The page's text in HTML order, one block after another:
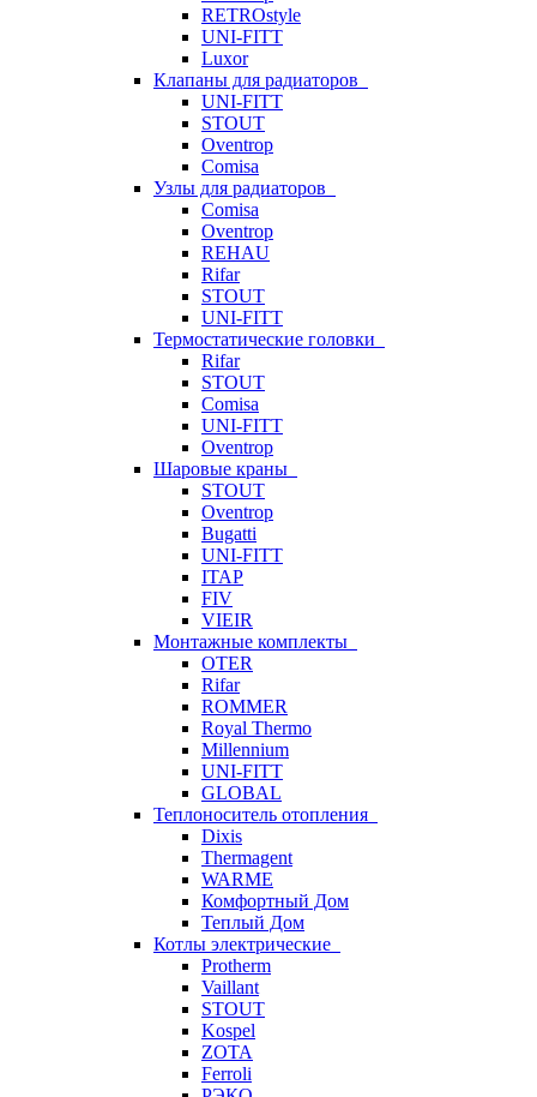
RETROstyle
UNI-FITT
Luxor
Клапаны для радиаторов
UNI-FITT
STOUT
Oventrop
Comisa
Узлы для радиаторов
Comisa
Oventrop
REHAU
Rifar
STOUT
UNI-FITT
Термостатические головки
Rifar
STOUT
Comisa
UNI-FITT
Oventrop
Шаровые краны
STOUT
Oventrop
Bugatti
UNI-FITT
ITAP
FIV
VIEIR
Монтажные комплекты
OTER
Rifar
ROMMER
Royal Thermo
Millennium
UNI-FITT
GLOBAL
Теплоноситель отопления
Dixis
Thermagent
WARME
Комфортный Дом
Теплый Дом
Котлы электрические
Protherm
Vaillant
STOUT
Kospel
ZOTA
Ferroli